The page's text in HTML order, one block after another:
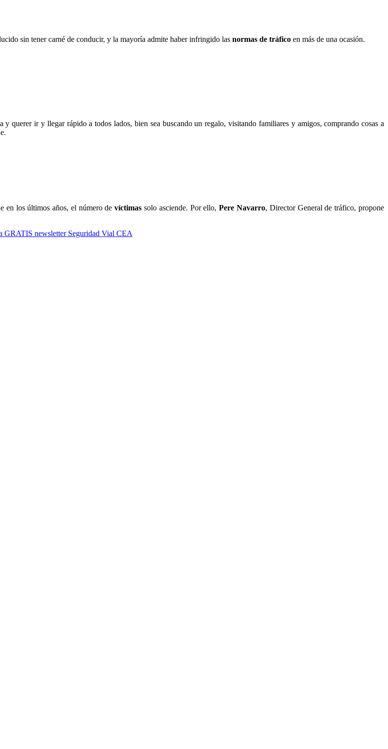
sin tener carné de conducir, y la mayoría admite haber infringido las normas de tráfico en más de una ocasión.
y querer ir y llegar rápido a todos lados, bien sea buscando un regalo, visitando familiares y amigos, comprando cosas a
en los últimos años, el número devíctimas solo asciende. Por ello,Pere Navarro, Director General de tráfico, propone